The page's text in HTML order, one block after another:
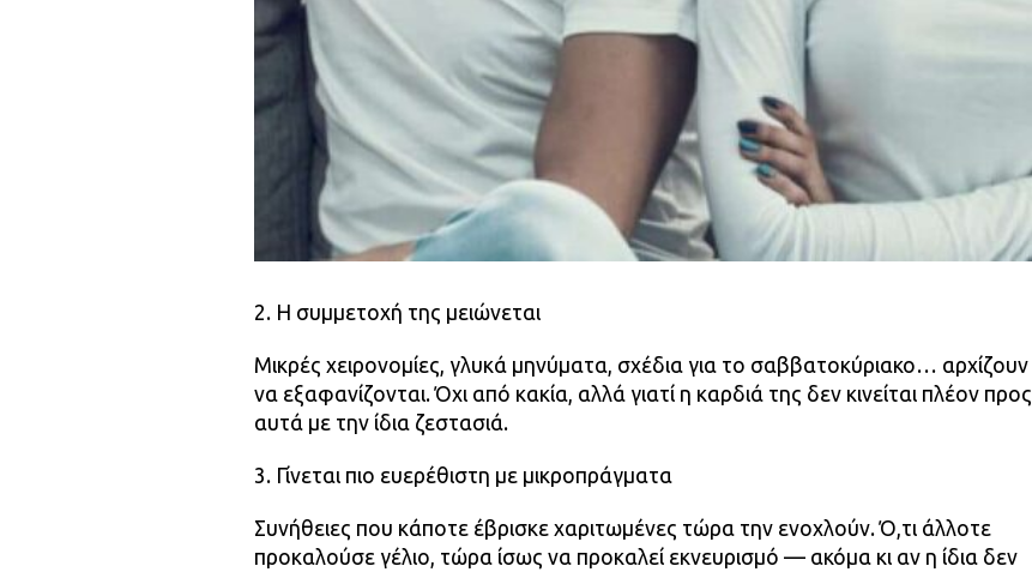
2. Η συμμετοχή της μειώνεται
Μικρές χειρονομίες, γλυκά μηνύματα, σχέδια για το σαββατοκύριακο… αρχίζουν
να εξαφανίζονται. Όχι από κακία, αλλά γιατί η καρδιά της δεν κινείται πλέον προς
αυτά με την ίδια ζεστασιά.
3. Γίνεται πιο ευερέθιστη με μικροπράγματα
Συνήθειες που κάποτε έβρισκε χαριτωμένες τώρα την ενοχλούν. Ό,τι άλλοτε
προκαλούσε γέλιο, τώρα ίσως να προκαλεί εκνευρισμό — ακόμα κι αν η ίδια δεν